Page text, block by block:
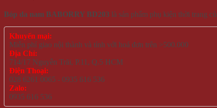
Bóp da nam BABORRY BD203 là sản phẩm phụ kiện thời trang
Khuyến mại:
Miễn phí giao nội thành và tỉnh với hoá đơn trên >500.000
Địa Chỉ:
714/17 Nguyễn Trãi, P.11, Q.5 HCM
Điện Thoại:
028 6261 0065 - 0935 616 536
Zalo:
0935 616 536